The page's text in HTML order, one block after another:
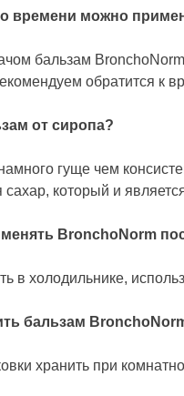
времени можно
бальзам
обратится к
от сиропа?
гуще чем
сахар, который и
BronchoNorm
в холодильнике,
бальзам
хранить при